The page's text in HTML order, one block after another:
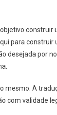
construir
para
desejada por
mesmo. A
com validade